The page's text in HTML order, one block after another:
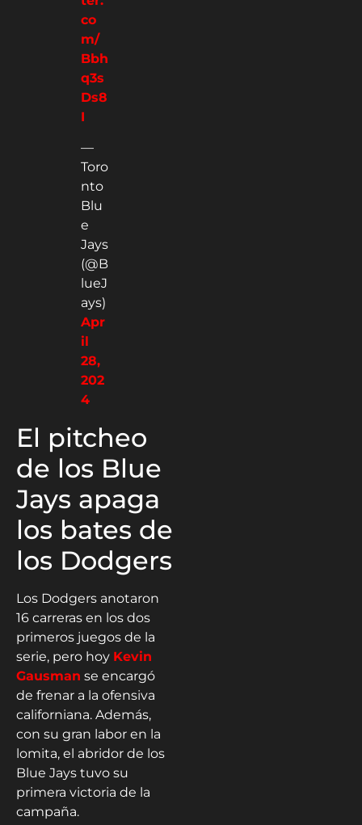
co
m/
Bbh
q3s
Ds8
I
—
Toro
nto
Blu
e
Jays
(@B
lueJ
ays)
Apr
il
28,
202
4
El pitcheo
de los Blue
Jays apaga
los bates de
los Dodgers
Los Dodgers anotaron
16 carreras en los dos
primeros juegos de la
serie, pero hoy Kevin
Gausman se encargó
de frenar a la ofensiva
californiana. Además,
con su gran labor en la
lomita, el abridor de los
Blue Jays tuvo su
primera victoria de la
campaña.